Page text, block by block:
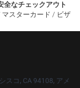
全なチェックアウト
マスターカード / ビザ
スコ, CA 94108, アメ